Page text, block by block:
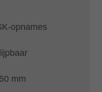
opnames
mm